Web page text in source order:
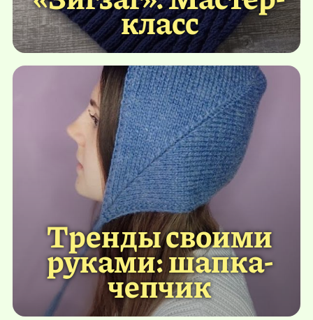
класс
Тренды своими
руками: шапка-
чепчик